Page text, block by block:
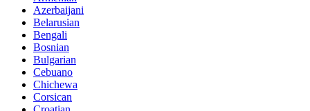
Azerbaijani
Belarusian
Bengali
Bosnian
Bulgarian
Cebuano
Chichewa
Corsican